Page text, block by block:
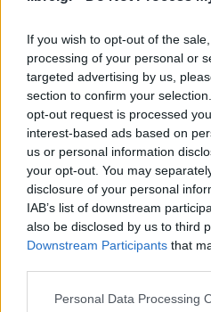
If you wish to opt-out of the
processing of your personal or
targeted advertising by us,
section to confirm your
opt-out request is processed
interest-based ads based on
us or personal information
your opt-out. You may
disclosure of your personal
IAB’s list of downstream
also be disclosed by us to third
Downstream Participants that
Personal Data Processing